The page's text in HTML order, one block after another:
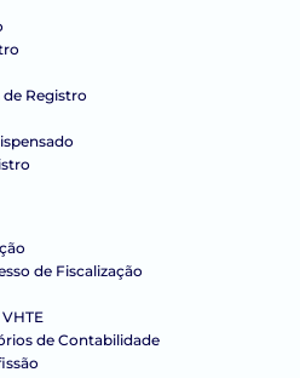
de Registro
de Fiscalização
de Contabilidade